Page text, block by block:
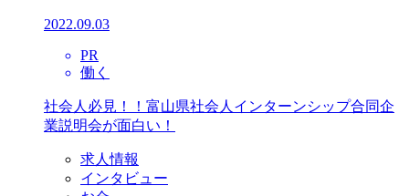
2022.09.03
PR
働く
社会人必見！！富山県社会人インターンシップ合同企
業説明会が面白い！
求人情報
インタビュー